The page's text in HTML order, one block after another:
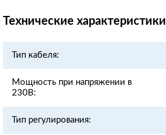
Технические характеристики
Тип кабеля:
Мощность при напряжении в
230В:
Тип регулирования: